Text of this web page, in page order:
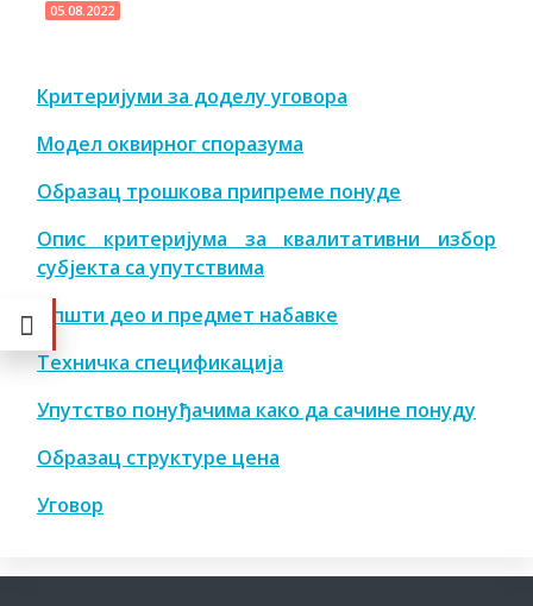
05.08.2022
Критеријуми за доделу уговора
Модел оквирног споразума
Образац трошкова припреме понуде
Опис критеријума за квалитативни избор
субјекта са упутствима
Општи део и предмет набавке
Техничка спецификација
Упутство понуђачима како да сачине понуду
Образац структуре цена
Уговор